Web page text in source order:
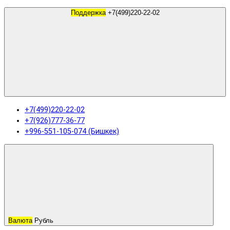
Поддержка +7(499)220-22-02
+7(499)220-22-02
+7(926)777-36-77
+996-551-105-074 (Бишкек)
Валюта Рубль